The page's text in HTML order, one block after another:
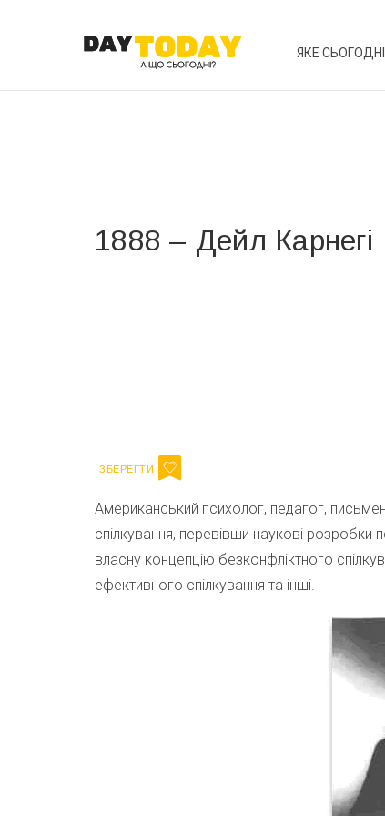
ЯКЕ
1888 – Дейл Карнегі
Американський психолог, педагог,
спілкування, перевівши наукові
власну концепцію безконфліктного
ефективного спілкування та інші.